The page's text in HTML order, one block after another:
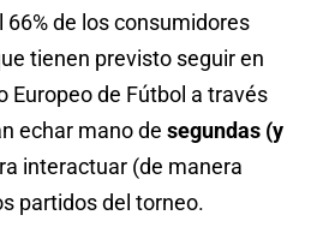
66% de los consumidores
tienen previsto seguir en
Europeo de Fútbol a través
echar mano de segundas (y
interactuar (de manera
partidos del torneo.